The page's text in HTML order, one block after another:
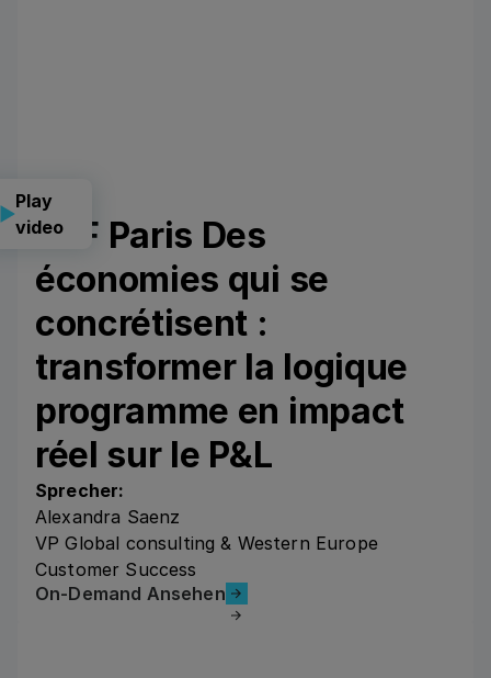
Play
video
CLF Paris Des
économies qui se
concrétisent :
transformer la logique
programme en impact
réel sur le P&L
Sprecher:
Alexandra Saenz
VP Global consulting & Western Europe
Customer Success
On-Demand Ansehen
On-Demand Ansehen